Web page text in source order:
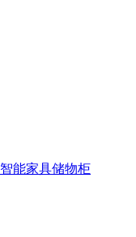
智能家具储物柜